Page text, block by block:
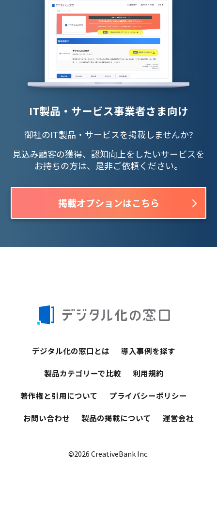
IT製品・サービス事業者さま向け
御社のIT製品・サービスを掲載しませんか?
見込み顧客の獲得、認知向上をしたいサービスを
お持ちの方は、是非ご依頼ください。
掲載オプションはこちら
デジタル化の窓口とは 導入事例を探す
製品カテゴリーで比較 利用規約
著作権と引用について プライバシーポリシー
お問い合わせ 製品の掲載について 運営会社
©2026 CreativeBank Inc.